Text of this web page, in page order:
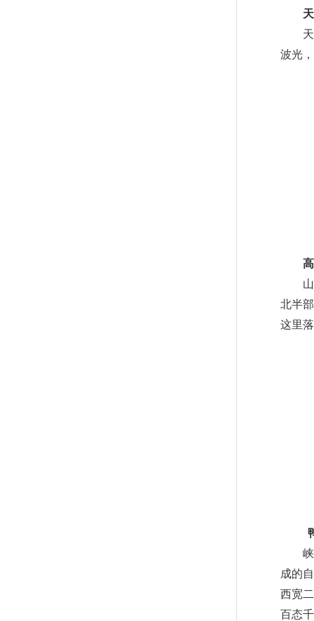
天
天池
波光
高
山门
北半
这里
鸭
峡谷
成的
西宽
百态